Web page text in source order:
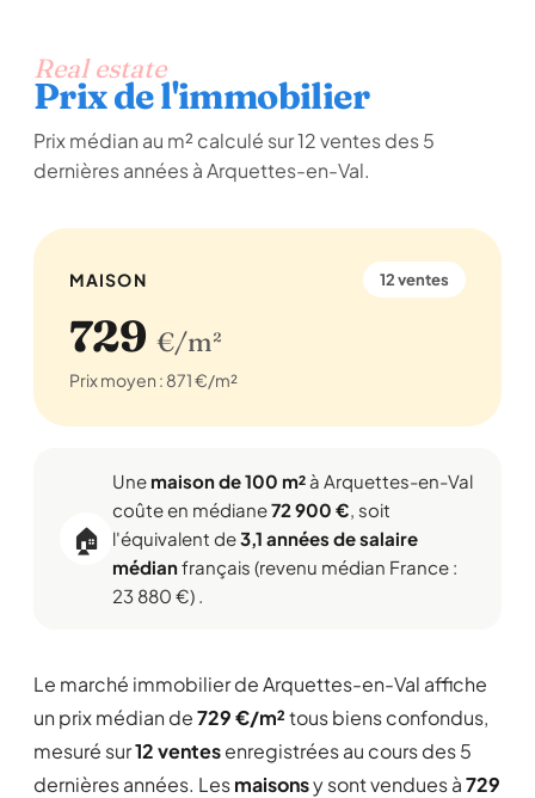
Real estate
Prix de l'immobilier
Prix médian au m² calculé sur 12 ventes des 5
dernières années à Arquettes-en-Val.
MAISON 12 ventes
729 €/m²
Prix moyen : 871 €/m²
🏠
Une maison de 100 m² à Arquettes-en-Val
coûte en médiane72 900 €, soit
l'équivalent de3,1 années de salaire
médianfrançais (revenu médian France :
23 880 €) .
Le marché immobilier de Arquettes-en-Val affiche
un prix médian de729 €/m²tous biens confondus,
mesuré sur12 ventesenregistrées au cours des 5
dernières années. Lesmaisonsy sont vendues à729